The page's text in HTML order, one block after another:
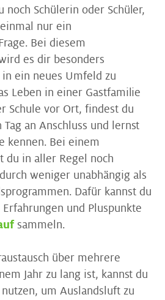
noch Schülerin oder Schüler,
nur ein
Bei diesem
es dir besonders
ein neues Umfeld zu
Leben in einer Gastfamilie
Schule vor Ort, findest du
an Anschluss und lernst
kennen. Bei einem
du in aller Regel noch
weniger unabhängig als
Dafür kannst du
und Pluspunkte
sammeln.
über mehrere
Jahr zu lang ist, kannst du
um Auslandsluft zu